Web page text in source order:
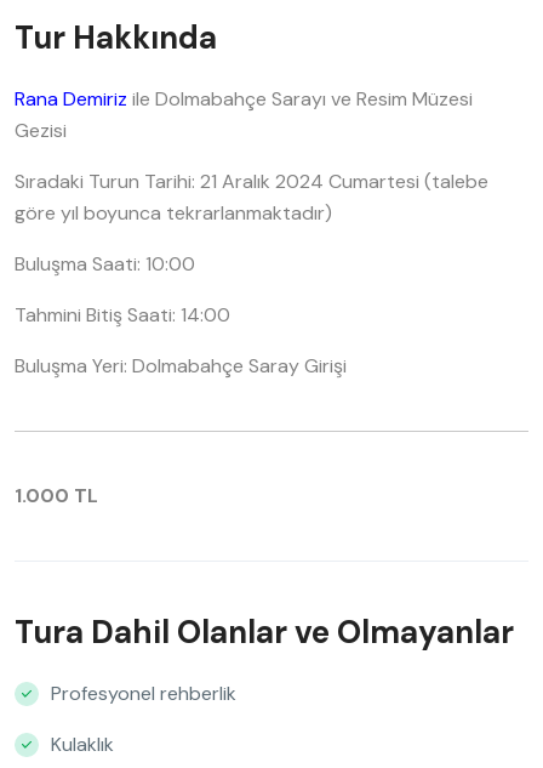
Tur Hakkında
Rana Demiriz ile Dolmabahçe Sarayı ve Resim Müzesi
Gezisi
Sıradaki Turun Tarihi: 21 Aralık 2024 Cumartesi (talebe
göre yıl boyunca tekrarlanmaktadır)
Buluşma Saati: 10:00
Tahmini Bitiş Saati: 14:00
Buluşma Yeri: Dolmabahçe Saray Girişi
1.000 TL
Tura Dahil Olanlar ve Olmayanlar
Profesyonel rehberlik
Kulaklık